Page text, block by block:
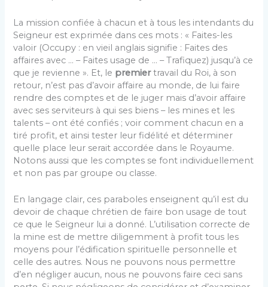
La mission confiée à chacun et à tous les intendants du
Seigneur est exprimée dans ces mots : « Faites-les
valoir (Occupy : en vieil anglais signifie : Faites des
affaires avec … – Faites usage de … – Trafiquez) jusqu’à ce
que je revienne ». Et, le premiertravail du Roi, à son
retour, n’est pas d’avoir affaire au monde, de lui faire
rendre des comptes et de le juger mais d’avoir affaire
avec ses serviteurs à qui ses biens – les mines et les
talents – ont été confiés ; voir comment chacun en a
tiré profit, et ainsi tester leur fidélité et déterminer
quelle place leur serait accordée dans le Royaume.
Notons aussi que les comptes se font individuellement
et non pas par groupe ou classe.
En langage clair, ces paraboles enseignent qu’il est du
devoir de chaque chrétien de faire bon usage de tout
ce que le Seigneur lui a donné. L’utilisation correcte de
la mine est de mettre diligemment à profit tous les
moyens pour l’édification spirituelle personnelle et
celle des autres. Nous ne pouvons nous permettre
d’en négliger aucun, nous ne pouvons faire ceci sans